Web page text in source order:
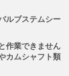
ルブステムシー
作業できません
カムシャフト類